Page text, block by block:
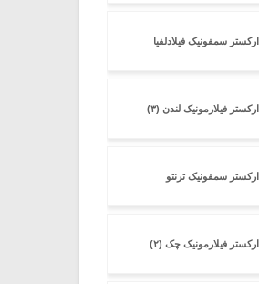
ارکستر سمفونیک فیلادلفیا
ارکستر فیلارمونیک لندن (۳)
ارکستر سمفونیک ترنتو
ارکستر فیلارمونیک چک (۲)